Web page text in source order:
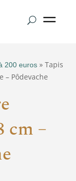
200 euros » Tapis
– Pôdevache
cm –